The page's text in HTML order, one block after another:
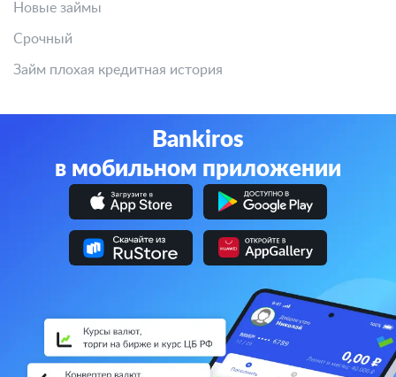
Новые займы
Срочный
Займ плохая кредитная история
Bankiros
в мобильном приложении